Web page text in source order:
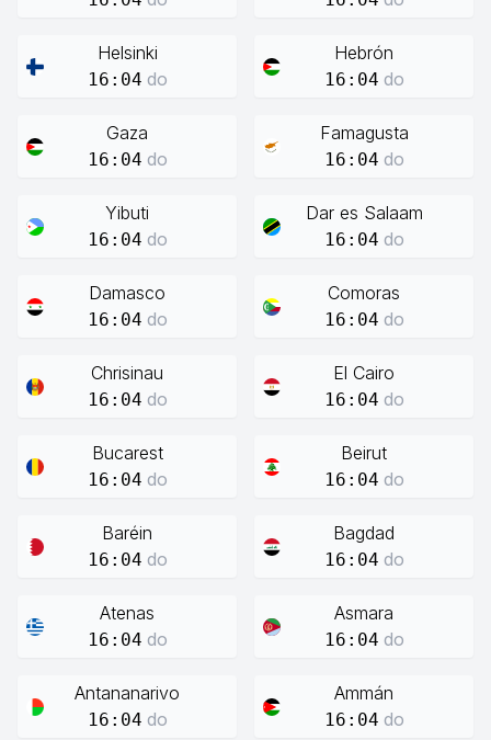
Helsinki
16:04 do
Hebrón
16:04 do
Gaza
16:04 do
Famagusta
16:04 do
Yibuti
16:04 do
Dar es Salaam
16:04 do
Damasco
16:04 do
Comoras
16:04 do
Chrisinau
16:04 do
El Cairo
16:04 do
Bucarest
16:04 do
Beirut
16:04 do
Baréin
16:04 do
Bagdad
16:04 do
Atenas
16:04 do
Asmara
16:04 do
Antananarivo
16:04 do
Ammán
16:04 do